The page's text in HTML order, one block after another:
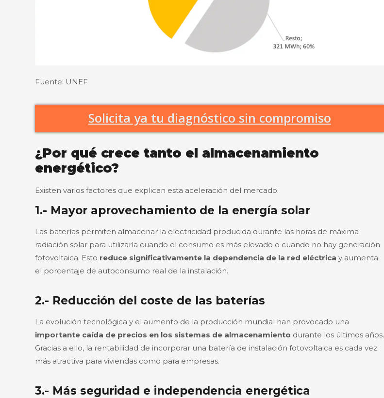
Fuente: UNEF
Solicita ya tu diagnóstico sin compromiso
¿Por qué crece tanto el almacenamiento
energético?
Existen varios factores que explican esta aceleración del mercado:
1.- Mayor aprovechamiento de la energía solar
Las baterías permiten almacenar la electricidad producida durante las horas de máxima
radiación solar para utilizarla cuando el consumo es más elevado o cuando no hay generación
fotovoltaica. Esto reduce significativamente la dependencia de la red eléctrica y aumenta
el porcentaje de autoconsumo real de la instalación.
2.- Reducción del coste de las baterías
La evolución tecnológica y el aumento de la producción mundial han provocado una
importante caída de precios en los sistemas de almacenamiento durante los últimos años.
Gracias a ello, la rentabilidad de incorporar una batería de instalación fotovoltaica es cada vez
más atractiva para viviendas como para empresas.
3.- Más seguridad e independencia energética